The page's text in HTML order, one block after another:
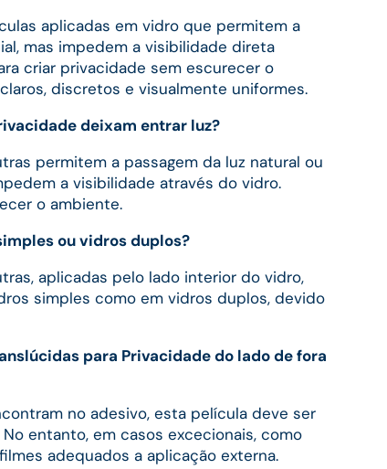
aplicadas em vidro que permitem a
mas impedem a visibilidade direta
criar privacidade sem escurecer o
discretos e visualmente uniformes.
deixam entrar luz?
permitem a passagem da luz natural ou
a visibilidade através do vidro.
o ambiente.
ou vidros duplos?
aplicadas pelo lado interior do vidro,
simples como em vidros duplos, devido
para Privacidade do lado de fora
no adesivo, esta película deve ser
entanto, em casos excecionais, como
adequados a aplicação externa.